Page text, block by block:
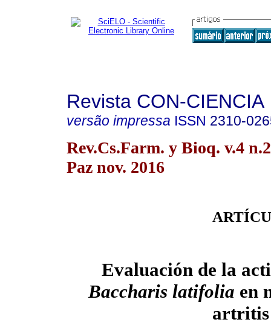
Revista CON-CIENCIA
versão impressa ISSN 2310-
Rev.Cs.Farm. y Bioq. v.4
Paz nov. 2016
Evaluación de la
Baccharis latifolia en
artritis